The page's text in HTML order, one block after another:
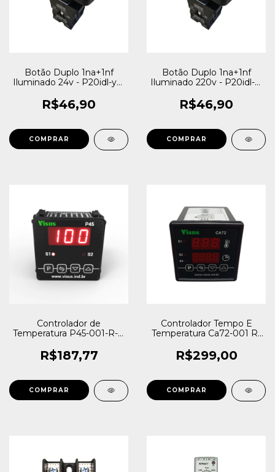
Botão Duplo 1na+1nf
Iluminado 24v - P20idl-y7-
R$46,90
Botão Duplo 1na+1nf
Iluminado 220v - P20idl-y-
R$46,90
Controlador de
Temperatura P45-001-R-J-
R$187,77
Controlador Tempo E
Temperatura Ca72-001 R-
R$299,00